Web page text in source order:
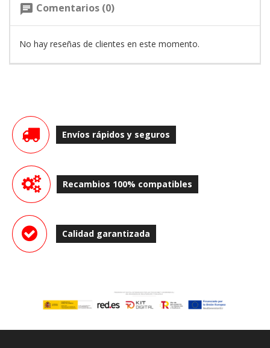
chat Comentarios (0)
No hay reseñas de clientes en este momento.
Envíos rápidos y seguros
Recambios 100% compatibles
Calidad garantizada